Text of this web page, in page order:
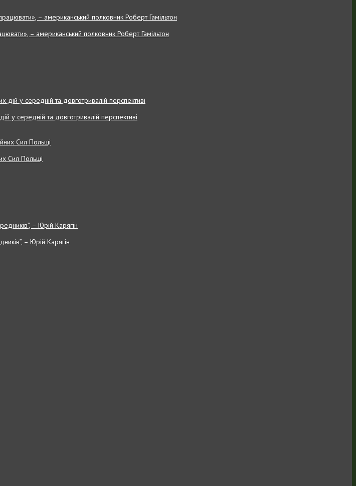
– американський полковник Роберт Гамільтон
у середній та довготривалій перспективі
Cил Польщі
– Юрій Карягін